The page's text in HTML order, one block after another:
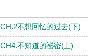
CH.2不想回忆的过去(下)
CH4.不知道的祕密(上)